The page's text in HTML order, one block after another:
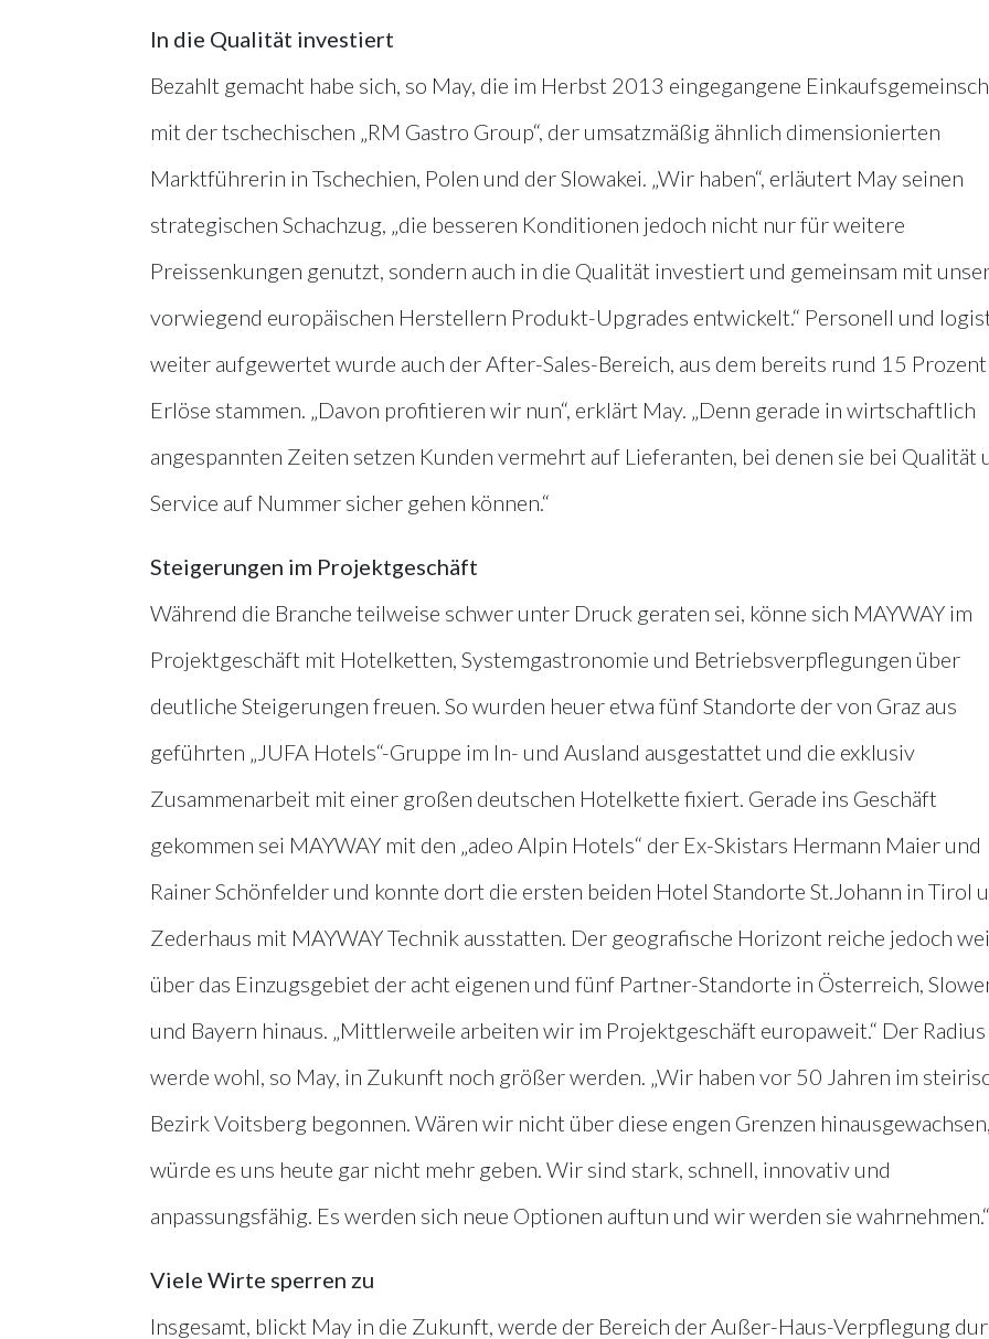
In die Qualität investiert
Bezahlt gemacht habe sich, so May, die im Herbst 2013 eingegangene
mit der tschechischen „RM Gastro Group“, der umsatzmäßig ähnlich dimensionierten
Marktführerin in Tschechien, Polen und der Slowakei. „Wir haben“, erläutert May seinen
strategischen Schachzug, „die besseren Konditionen jedoch nicht nur für weitere
Preissenkungen genutzt, sondern auch in die Qualität investiert und gemeinsam mit
vorwiegend europäischen Herstellern Produkt-Upgrades entwickelt.“ Personell und
weiter aufgewertet wurde auch der After-Sales-Bereich, aus dem bereits rund 15
Erlöse stammen. „Davon profitieren wir nun“, erklärt May. „Denn gerade in wirtschaftlich
angespannten Zeiten setzen Kunden vermehrt auf Lieferanten, bei denen sie bei Qualität
Service auf Nummer sicher gehen können.“
Steigerungen im Projektgeschäft
Während die Branche teilweise schwer unter Druck geraten sei, könne sich MAYWAY im
Projektgeschäft mit Hotelketten, Systemgastronomie und Betriebsverpflegungen über
deutliche Steigerungen freuen. So wurden heuer etwa fünf Standorte der von Graz aus
geführten „JUFA Hotels“-Gruppe im In- und Ausland ausgestattet und die exklusiv
Zusammenarbeit mit einer großen deutschen Hotelkette fixiert. Gerade ins Geschäft
gekommen sei MAYWAY mit den „adeo Alpin Hotels“ der Ex-Skistars Hermann Maier und
Rainer Schönfelder und konnte dort die ersten beiden Hotel Standorte St.Johann in Tirol
Zederhaus mit MAYWAY Technik ausstatten. Der geografische Horizont reiche jedoch
über das Einzugsgebiet der acht eigenen und fünf Partner-Standorte in Österreich,
und Bayern hinaus. „Mittlerweile arbeiten wir im Projektgeschäft europaweit.“ Der Radius
werde wohl, so May, in Zukunft noch größer werden. „Wir haben vor 50 Jahren im
Bezirk Voitsberg begonnen. Wären wir nicht über diese engen Grenzen hinausgewachsen,
würde es uns heute gar nicht mehr geben. Wir sind stark, schnell, innovativ und
anpassungsfähig. Es werden sich neue Optionen auftun und wir werden sie wahrnehmen.“
Viele Wirte sperren zu
Insgesamt, blickt May in die Zukunft, werde der Bereich der Außer-Haus-Verpflegung